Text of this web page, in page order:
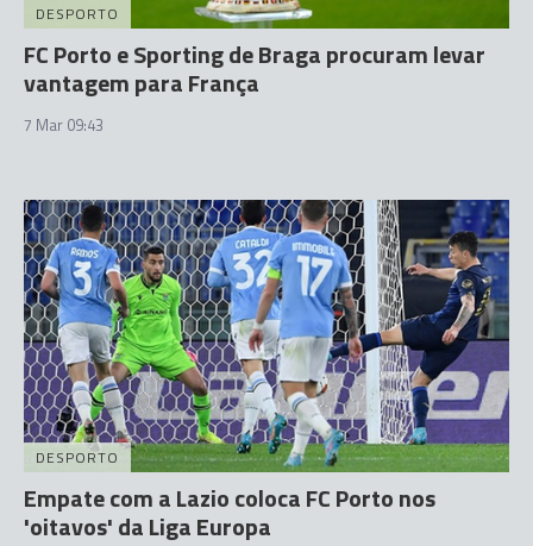
DESPORTO
FC Porto e Sporting de Braga procuram levar
vantagem para França
7 Mar 09:43
DESPORTO
Empate com a Lazio coloca FC Porto nos
'oitavos' da Liga Europa